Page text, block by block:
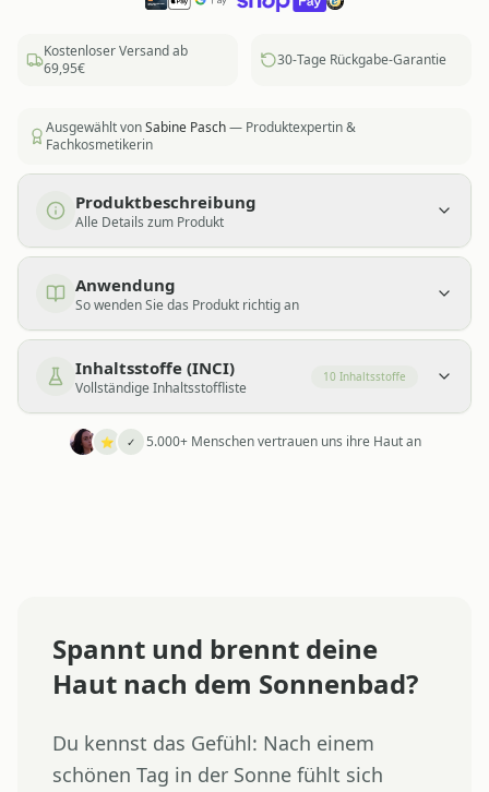
Kostenloser Versand ab
69,95€
30-Tage Rückgabe-Garantie
Ausgewählt vonSabine Pasch— Produktexpertin &
Fachkosmetikerin
Produktbeschreibung
Alle Details zum Produkt
Anwendung
So wenden Sie das Produkt richtig an
Inhaltsstoffe (INCI)
Vollständige Inhaltsstoffliste
10 Inhaltsstoffe
⭐ ✓ 5.000+ Menschen vertrauen uns ihre Haut an
Spannt und brennt deine
Haut nach dem Sonnenbad?
Du kennst das Gefühl: Nach einem
schönen Tag in der Sonne fühlt sich